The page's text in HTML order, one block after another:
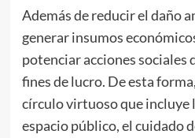
Además de reducir el daño
generar insumos
potenciar acciones sociales
fines de lucro. De esta
círculo virtuoso que incluye
espacio público, el cuidado